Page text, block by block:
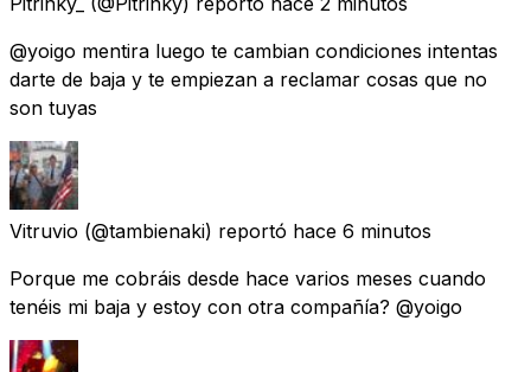
@yoigo mentira luego te cambian condiciones intentas
darte de baja y te empiezan a reclamar cosas que no
son tuyas
Vitruvio (@tambienaki) reportó hace 6 minutos
Porque me cobráis desde hace varios meses cuando
tenéis mi baja y estoy con otra compañía? @yoigo